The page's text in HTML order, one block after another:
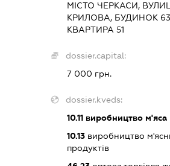
МІСТО ЧЕРКАСИ,
КРИЛОВА, БУДИНОК
КВАРТИРА 51
dossier.capital:
7 000 грн.
dossier.kveds:
10.11 виробництво м'яса
10.13 виробництво
продуктів